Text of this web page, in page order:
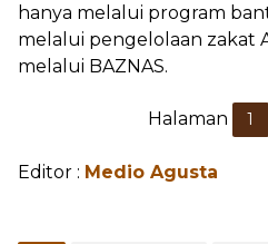
hanya melalui program
melalui pengelolaan zakat
melalui BAZNAS.
Halaman 1
Editor : Medio Agusta